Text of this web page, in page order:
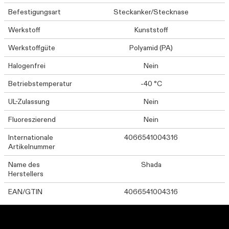
Befestigungsart
Steckanker/Stecknase
Werkstoff
Kunststoff
Werkstoffgüte
Polyamid (PA)
Halogenfrei
Nein
Betriebstemperatur
-40 °C
UL-Zulassung
Nein
Fluoreszierend
Nein
Internationale
Artikelnummer
4066541004316
Name des
Herstellers
Shada
EAN/GTIN 4066541004316